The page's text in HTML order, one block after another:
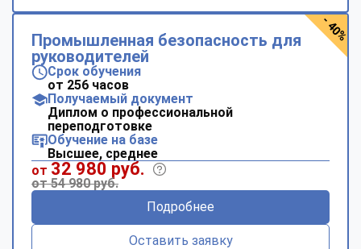
Промышленная безопасность для
руководителей
Срок обучения
от 256 часов
Получаемый документ
Диплом о профессиональной
переподготовке
Обучение на базе
Высшее, среднее
от 32 980 руб.
от 54 980 руб.
Подробнее
Оставить заявку
- 40%